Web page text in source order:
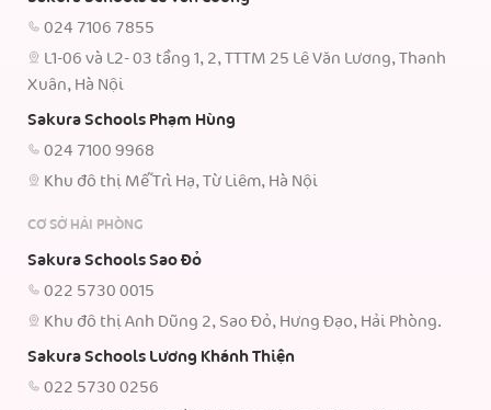
024 7106 7855
L1-06 và L2- 03 tầng 1, 2, TTTM 25 Lê Văn Lương, Thanh
Xuân, Hà Nội
Sakura Schools Phạm Hùng
024 7100 9968
Khu đô thị Mễ Trì Hạ, Từ Liêm, Hà Nội
CƠ SỞ HẢI PHÒNG
Sakura Schools Sao Đỏ
022 5730 0015
Khu đô thị Anh Dũng 2, Sao Đỏ, Hưng Đạo, Hải Phòng.
Sakura Schools Lương Khánh Thiện
022 5730 0256